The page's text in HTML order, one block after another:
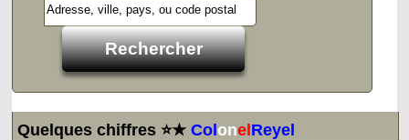
Quelques chiffres ⭐★ColonelReyel